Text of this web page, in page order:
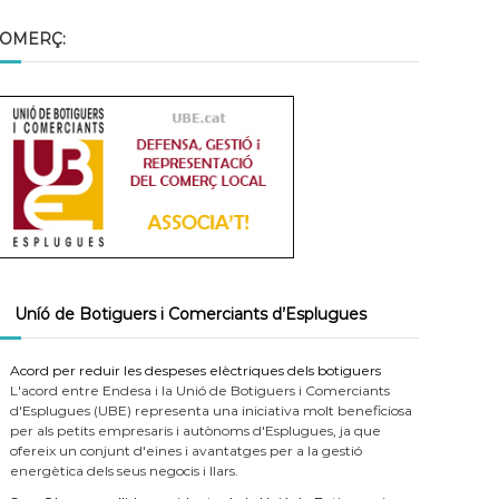
Uníó de Botiguers i Comerciants d’Esplugues
Acord per reduir les despeses elèctriques dels botiguers
L'acord entre Endesa i la Unió de Botiguers i Comerciants
d'Esplugues (UBE) representa una iniciativa molt beneficiosa
per als petits empresaris i autònoms d'Esplugues, ja que
ofereix un conjunt d'eines i avantatges per a la gestió
energètica dels seus negocis i llars.